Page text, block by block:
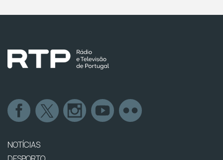
NOTÍCIAS